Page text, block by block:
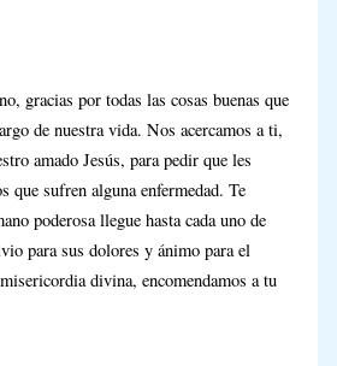
gracias por todas las cosas buenas que
de nuestra vida. Nos acercamos a ti,
amado Jesús, para pedir que les
que sufren alguna enfermedad. Te
poderosa llegue hasta cada uno de
para sus dolores y ánimo para el
divina, encomendamos a tu